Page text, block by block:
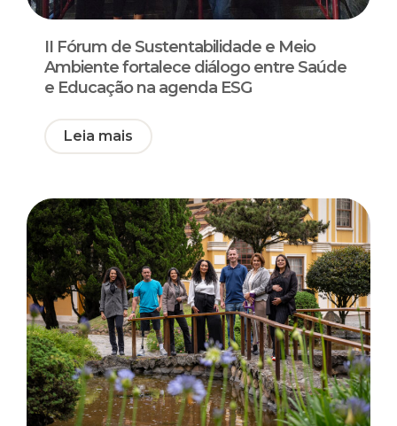
II Fórum de Sustentabilidade e Meio
Ambiente fortalece diálogo entre Saúde
e Educação na agenda ESG
Leia mais